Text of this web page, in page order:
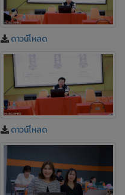
ดาวน์โหลด
ดาวน์โหลด